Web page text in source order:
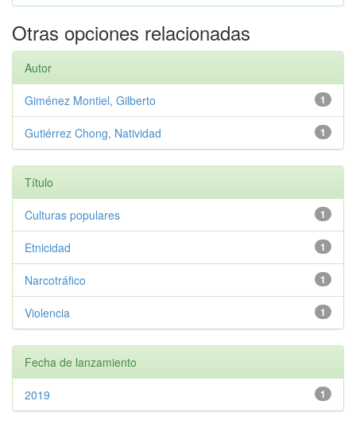
Otras opciones relacionadas
Autor
1
Giménez Montiel, Gilberto
1
Gutiérrez Chong, Natividad
Título
1
Culturas populares
1
Etnicidad
1
Narcotráfico
1
Violencia
Fecha de lanzamiento
1
2019